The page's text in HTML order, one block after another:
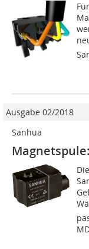
Ausgabe 02/2018
Sanhua